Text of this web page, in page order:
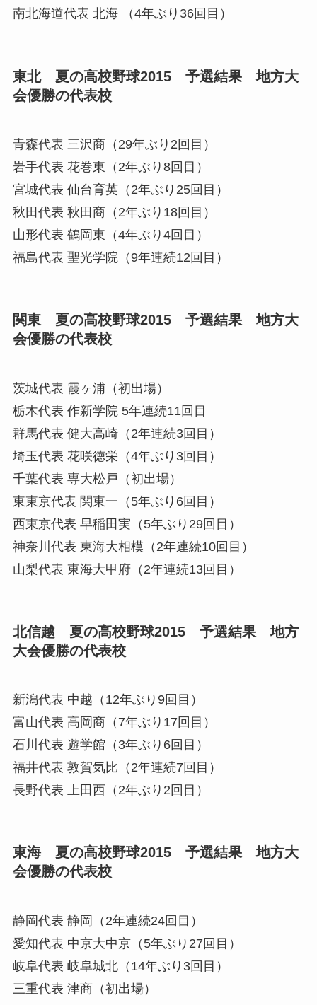
南北海道代表 北海 （4年ぶり36回目）
東北 夏の高校野球2015 予選結果 地方大
会優勝の代表校
青森代表 三沢商（29年ぶり2回目）
岩手代表 花巻東（2年ぶり8回目）
宮城代表 仙台育英（2年ぶり25回目）
秋田代表 秋田商（2年ぶり18回目）
山形代表 鶴岡東（4年ぶり4回目）
福島代表 聖光学院（9年連続12回目）
関東 夏の高校野球2015 予選結果 地方大
会優勝の代表校
茨城代表 霞ヶ浦（初出場）
栃木代表 作新学院 5年連続11回目
群馬代表 健大高崎（2年連続3回目）
埼玉代表 花咲徳栄（4年ぶり3回目）
千葉代表 専大松戸（初出場）
東東京代表 関東一（5年ぶり6回目）
西東京代表 早稲田実（5年ぶり29回目）
神奈川代表 東海大相模（2年連続10回目）
山梨代表 東海大甲府（2年連続13回目）
北信越 夏の高校野球2015 予選結果 地方
大会優勝の代表校
新潟代表 中越（12年ぶり9回目）
富山代表 高岡商（7年ぶり17回目）
石川代表 遊学館（3年ぶり6回目）
福井代表 敦賀気比（2年連続7回目）
長野代表 上田西（2年ぶり2回目）
東海 夏の高校野球2015 予選結果 地方大
会優勝の代表校
静岡代表 静岡（2年連続24回目）
愛知代表 中京大中京（5年ぶり27回目）
岐阜代表 岐阜城北（14年ぶり3回目）
三重代表 津商（初出場）